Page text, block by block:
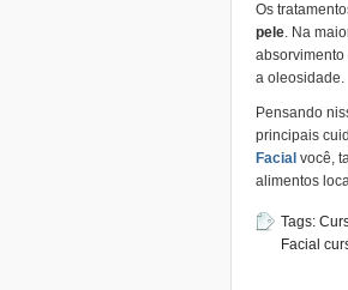
Os
pele. Na
a oleosidade.
Pensando
principais
Facial você,
alimentos
Tags:
Facial